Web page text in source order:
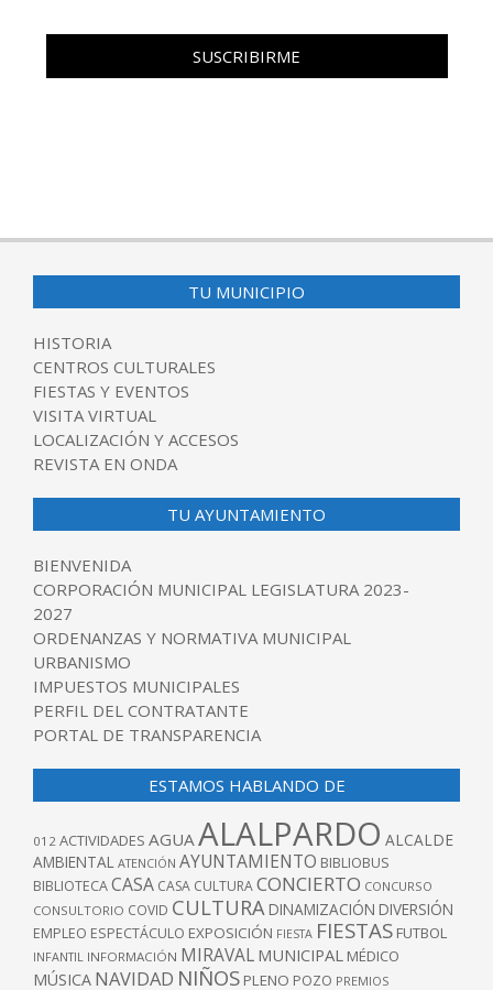
TU MUNICIPIO
HISTORIA
CENTROS CULTURALES
FIESTAS Y EVENTOS
VISITA VIRTUAL
LOCALIZACIÓN Y ACCESOS
REVISTA EN ONDA
TU AYUNTAMIENTO
BIENVENIDA
CORPORACIÓN MUNICIPAL LEGISLATURA 2023-
2027
ORDENANZAS Y NORMATIVA MUNICIPAL
URBANISMO
IMPUESTOS MUNICIPALES
PERFIL DEL CONTRATANTE
PORTAL DE TRANSPARENCIA
ESTAMOS HABLANDO DE
012 ACTIVIDADES AGUAALALPARDO ALCALDE
AMBIENTAL ATENCIÓN AYUNTAMIENTO BIBLIOBUS
BIBLIOTECACASA CASA CULTURACONCIERTO CONCURSO
CONSULTORIO COVID CULTURA DINAMIZACIÓN DIVERSIÓN
EMPLEO ESPECTÁCULO EXPOSICIÓN FIESTA FIESTAS FUTBOL
INFANTIL INFORMACIÓN MIRAVAL MUNICIPAL MÉDICO
MÚSICA NAVIDAD NIÑOS PLENO POZO PREMIOS